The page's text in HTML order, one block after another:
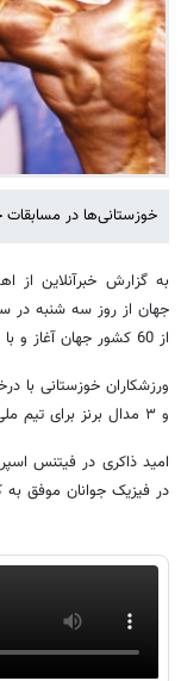
خوزستانی‌ها در
به گزارش خبرآنلاین از
جهان از روز سه شنبه در
از 60 کشور جهان آغاز و با قهرمانی تیم‌ ملی ایران خاتمه یافت.
و ۳ مدال برنز برای تیم ملی شدند.
امید ذاکری در فیتنس
در فیزیک جوانان موفق